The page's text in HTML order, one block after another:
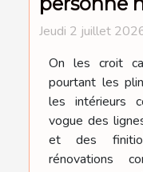
Jeudi 2 juillet
On les croit
pourtant les
les intérieurs
vogue des
et des
rénovations